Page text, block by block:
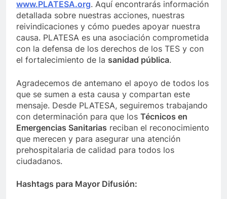
www.PLATESA.org. Aquí encontrarás información
detallada sobre nuestras acciones, nuestras
reivindicaciones y cómo puedes apoyar nuestra
causa. PLATESA es una asociación comprometida
con la defensa de los derechos de los TES y con
el fortalecimiento de la sanidad pública.
Agradecemos de antemano el apoyo de todos los
que se sumen a esta causa y compartan este
mensaje. Desde PLATESA, seguiremos trabajando
con determinación para que los Técnicos en
Emergencias Sanitarias reciban el reconocimiento
que merecen y para asegurar una atención
prehospitalaria de calidad para todos los
ciudadanos.
Hashtags para Mayor Difusión: